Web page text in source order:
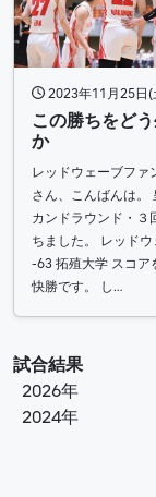
2023年11月25日(
この勝ちをど
か
レッドウェーブファ
さん、こんばんは。
カンドラウンド・３
ちました。 レッド
-63 拓殖大学 スコア
快勝です。 し…
試合結果
2026年
2024年